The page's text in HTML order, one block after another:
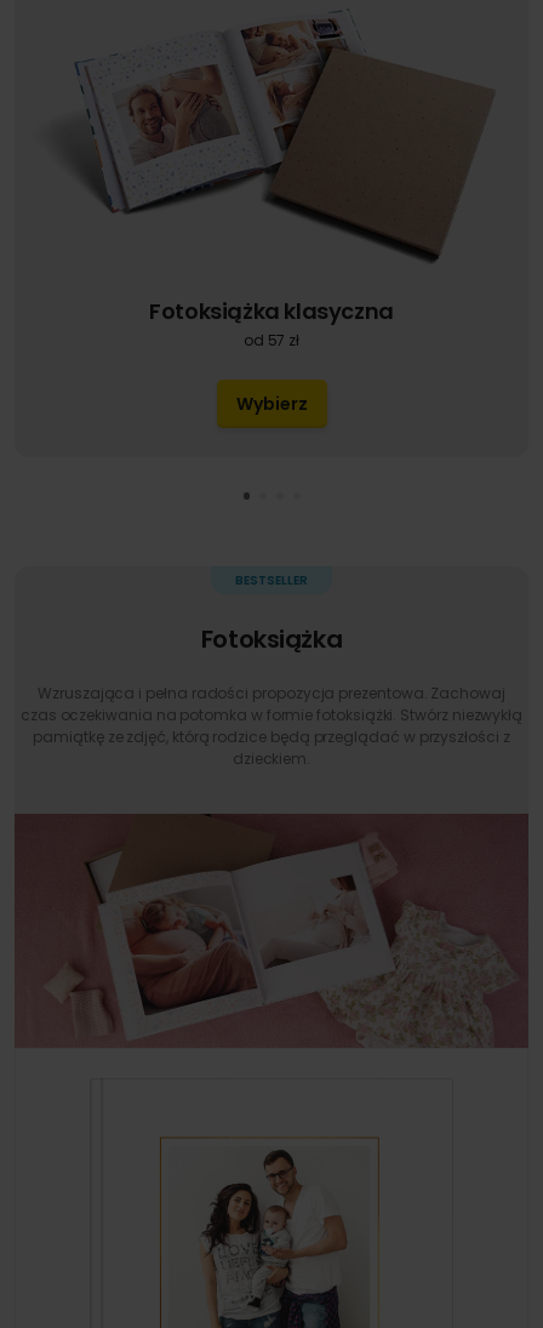
Fotoksiążka klasyczna
od 57 zł
Wybierz
Fotoksiążka
Wzruszająca i pełna radości propozycja prezentowa. Zachowaj
czas oczekiwania na potomka w formie fotoksiążki. Stwórz niezwykłą
pamiątkę ze zdjęć, którą rodzice będą przeglądać w przyszłości z
dzieckiem.